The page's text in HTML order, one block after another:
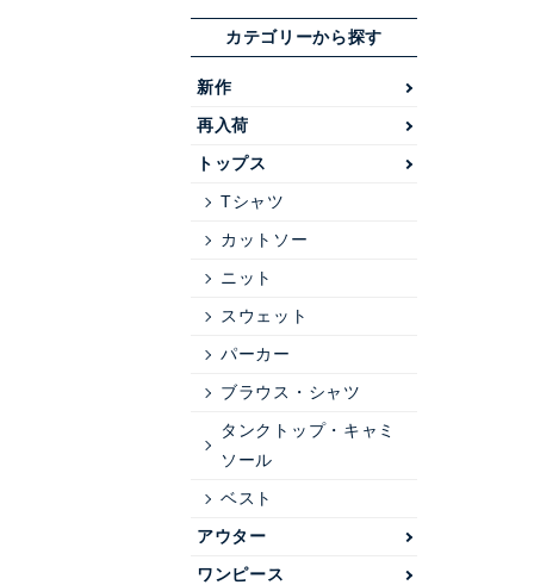
カテゴリーから探す
新作
再入荷
トップス
Tシャツ
カットソー
ニット
スウェット
パーカー
ブラウス・シャツ
タンクトップ・キャミ
ソール
ベスト
アウター
ワンピース